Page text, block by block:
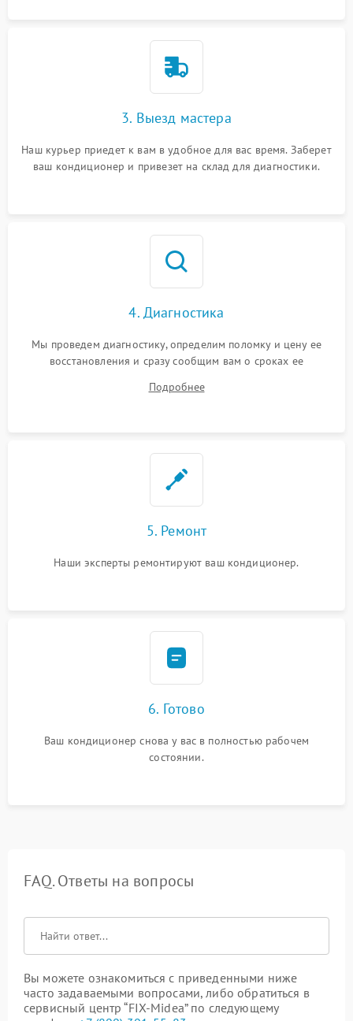
3. Выезд мастера
Наш курьер приедет к вам в удобное для вас время. Заберет
ваш кондиционер и привезет на склад для диагностики.
4. Диагностика
Мы проведем диагностику, определим поломку и цену ее
восстановления и сразу сообщим вам о сроках ее
Подробнее
5. Ремонт
Наши эксперты ремонтируют ваш кондиционер.
6. Готово
Ваш кондиционер снова у вас в полностью рабочем
состоянии.
FAQ. Ответы на вопросы
Вы можете ознакомиться с приведенными ниже
часто задаваемыми вопросами, либо обратиться в
сервисный центр “FIX-Midea” по следующему